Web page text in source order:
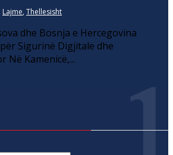
Lajme, Thellesisht
dhe Bosnja e Hercegovina
Sigurinë Digjitale dhe
Në Kamenicë,...